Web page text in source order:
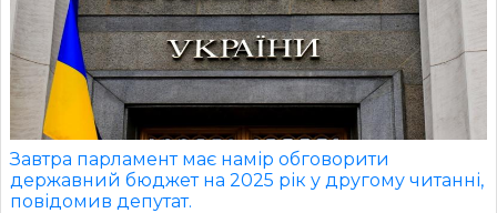
Завтра парламент має намір обговорити
державний бюджет на 2025 рік у другому читанні,
повідомив депутат.